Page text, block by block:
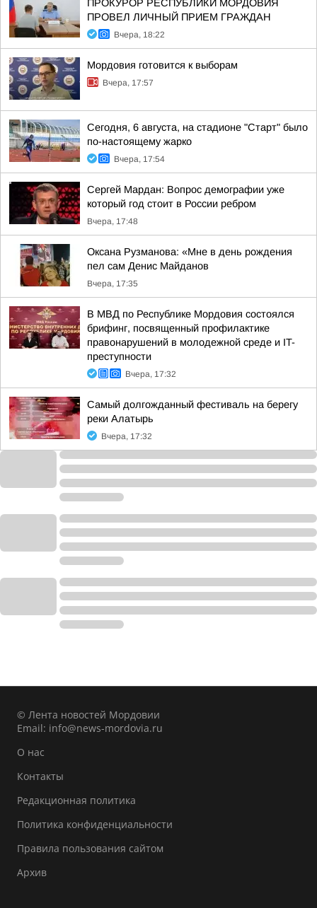
ПРОКУРОР РЕСПУБЛИКИ МОРДОВИЯ
ПРОВЕЛ ЛИЧНЫЙ ПРИЕМ ГРАЖДАН
Вчера, 18:22
Мордовия готовится к выборам
Вчера, 17:57
Сегодня, 6 августа, на стадионе "Старт" было
по-настоящему жарко
Вчера, 17:54
Сергей Мардан: Вопрос демографии уже
который год стоит в России ребром
Вчера, 17:48
Оксана Рузманова: «Мне в день рождения
пел сам Денис Майданов
Вчера, 17:35
В МВД по Республике Мордовия состоялся
брифинг, посвященный профилактике
правонарушений в молодежной среде и IT-
преступности
Вчера, 17:32
Самый долгожданный фестиваль на берегу
реки Алатырь
Вчера, 17:32
© Лента новостей Мордовии
Email: info@news-mordovia.ru
О нас
Контакты
Редакционная политика
Политика конфиденциальности
Правила пользования сайтом
Архив